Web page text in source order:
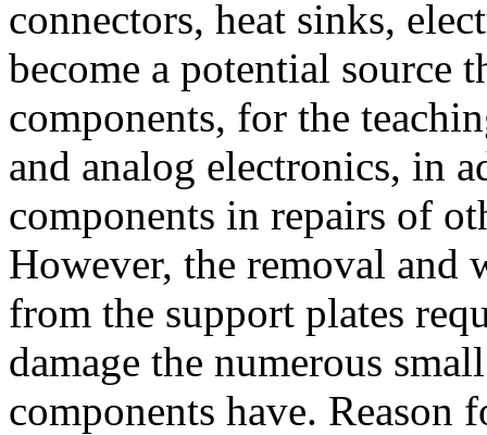
connectors, heat sinks,
become a potential source
components, for the
and analog electronics, in
components in repairs of
However, the removal and
from the support plates
damage the numerous
components have.